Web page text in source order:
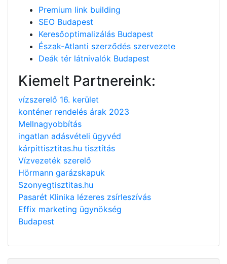
Premium link building
SEO Budapest
Keresőoptimalizálás Budapest
Észak-Atlanti szerződés szervezete
Deák tér látnivalók Budapest
Kiemelt Partnereink:
vízszerelő 16. kerület
konténer rendelés árak 2023
Mellnagyobbítás
ingatlan adásvételi ügyvéd
kárpittisztitas.hu tisztítás
Vízvezeték szerelő
Hörmann garázskapuk
Szonyegtisztitas.hu
Pasarét Klinika lézeres zsírleszívás
Effix marketing ügynökség
Budapest